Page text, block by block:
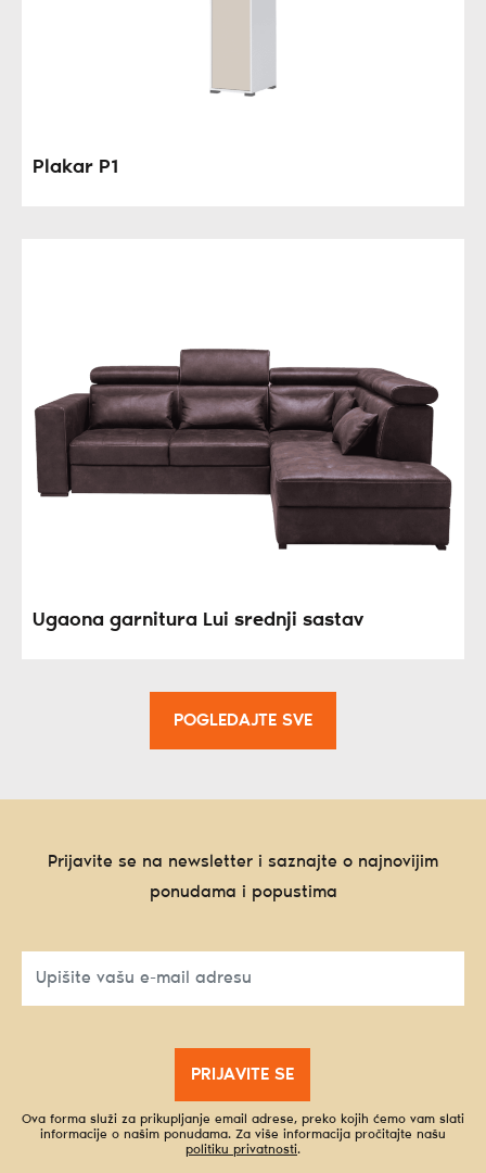
Plakar P1
Ugaona garnitura Lui srednji sastav
POGLEDAJTE SVE
Prijavite se na newsletter i saznajte o najnovijim
ponudama i popustima
PRIJAVITE SE
Ova forma služi za prikupljanje email adrese, preko kojih ćemo vam slati
informacije o našim ponudama. Za više informacija pročitajte našu
politiku privatnosti.